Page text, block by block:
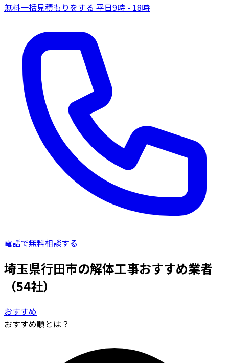
無料一括見積もりをする 平日9時 - 18時
電話で無料相談する
埼玉県行田市の解体工事おすすめ業者
（54社）
おすすめ
おすすめ順とは？